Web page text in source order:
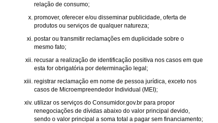
relação de consumo;
promover, oferecer e/ou disseminar publicidade, oferta de
produtos ou serviços de qualquer natureza;
postar ou transmitir reclamações em duplicidade sobre o
mesmo fato;
recusar a realização de identificação positiva nos casos em que
esta for obrigatória por determinação legal;
registrar reclamação em nome de pessoa jurídica, exceto nos
casos de Microempreendedor Individual (MEI);
utilizar os serviços do Consumidor.gov.br para propor
renegociações de dívidas abaixo do valor principal devido,
sendo o valor principal a soma total a pagar sem financiamento;